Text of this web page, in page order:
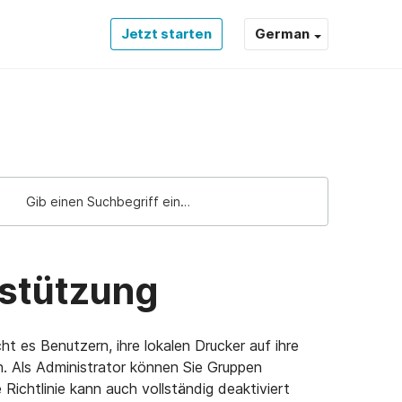
Jetzt starten German
es Benutzern, ihre lokalen Drucker auf ihre
Als Administrator können Sie Gruppen
Richtlinie kann auch vollständig deaktiviert